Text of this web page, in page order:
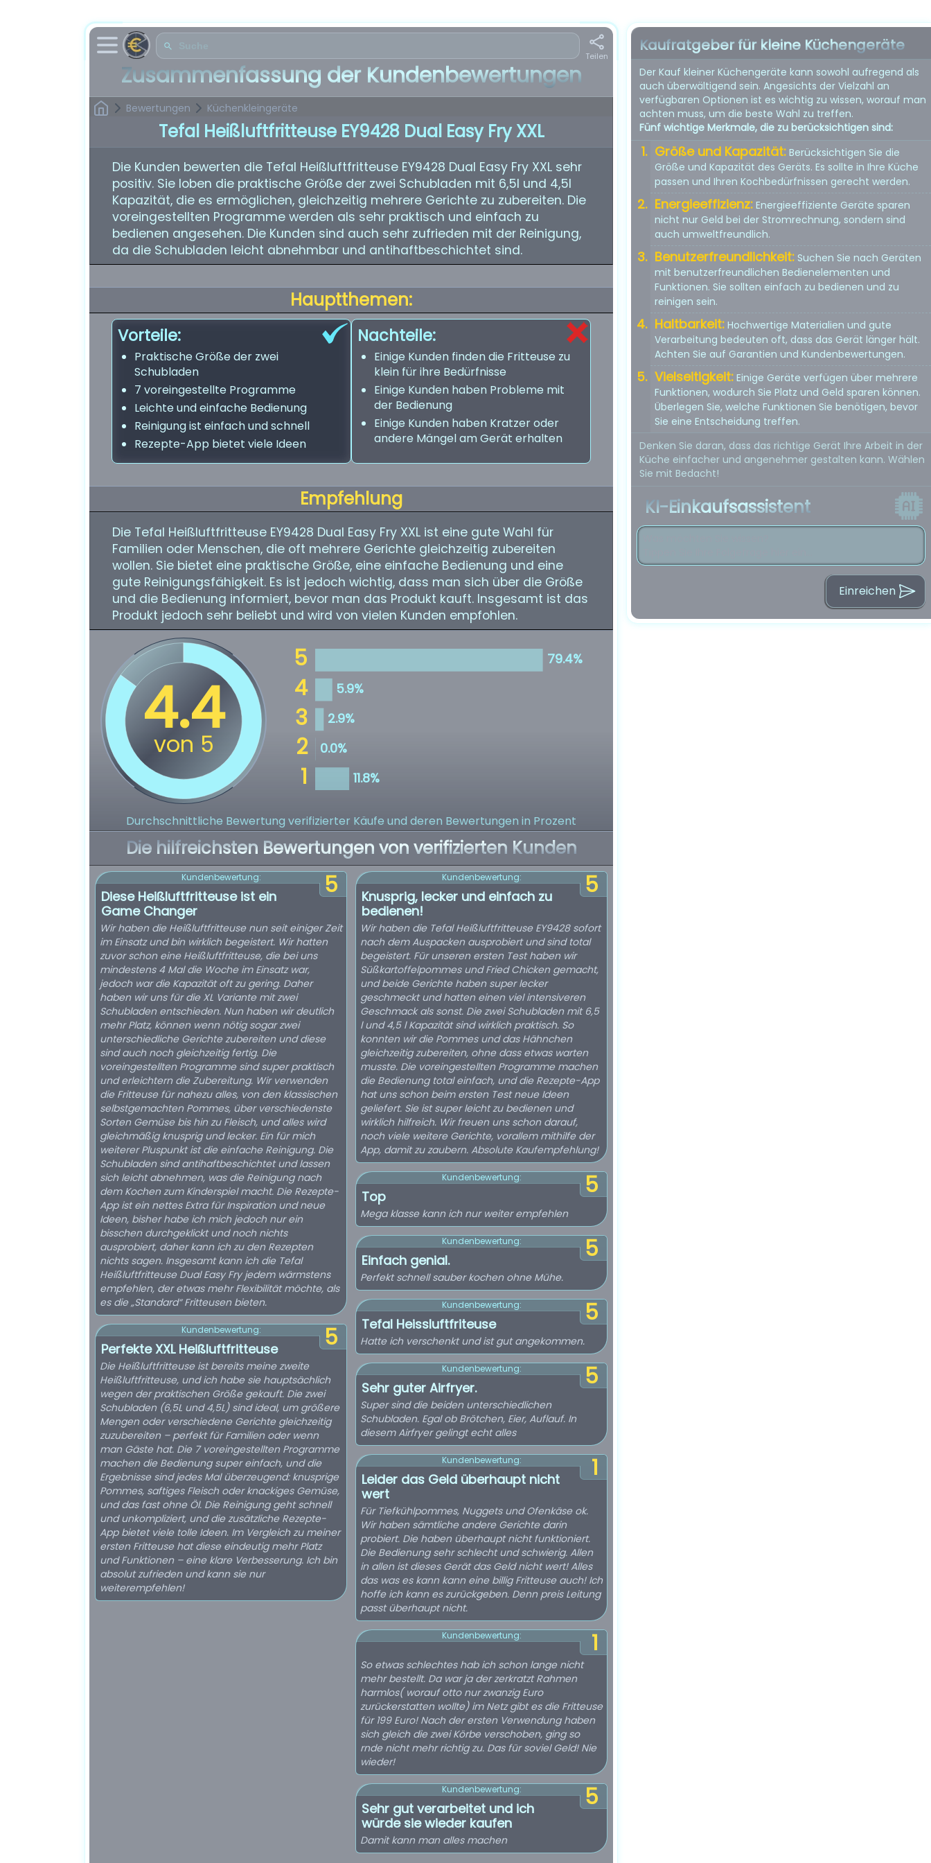
Teilen
Zusammenfassung der Kundenbewertungen
Bewertungen Küchenkleingeräte
Tefal Heißluftfritteuse EY9428 Dual Easy Fry XXL
Die Kunden bewerten die Tefal Heißluftfritteuse EY9428 Dual Easy Fry XXL sehr
positiv. Sie loben die praktische Größe der zwei Schubladen mit 6,5l und 4,5l
Kapazität, die es ermöglichen, gleichzeitig mehrere Gerichte zu zubereiten. Die
voreingestellten Programme werden als sehr praktisch und einfach zu
bedienen angesehen. Die Kunden sind auch sehr zufrieden mit der Reinigung,
da die Schubladen leicht abnehmbar und antihaftbeschichtet sind.
Hauptthemen:
Vorteile:
Praktische Größe der zwei
Schubladen
7 voreingestellte Programme
Leichte und einfache Bedienung
Reinigung ist einfach und schnell
Rezepte-App bietet viele Ideen
Nachteile:
Einige Kunden finden die Fritteuse zu
klein für ihre Bedürfnisse
Einige Kunden haben Probleme mit
der Bedienung
Einige Kunden haben Kratzer oder
andere Mängel am Gerät erhalten
Empfehlung
Die Tefal Heißluftfritteuse EY9428 Dual Easy Fry XXL ist eine gute Wahl für
Familien oder Menschen, die oft mehrere Gerichte gleichzeitig zubereiten
wollen. Sie bietet eine praktische Größe, eine einfache Bedienung und eine
gute Reinigungsfähigkeit. Es ist jedoch wichtig, dass man sich über die Größe
und die Bedienung informiert, bevor man das Produkt kauft. Insgesamt ist das
Produkt jedoch sehr beliebt und wird von vielen Kunden empfohlen.
Durchschnittliche Bewertung verifizierter Käufe und deren Bewertungen in Prozent
Die hilfreichsten Bewertungen von verifizierten Kunden
5
Kundenbewertung:
Diese Heißluftfritteuse ist ein
Game Changer
Wir haben die Heißluftfritteuse nun seit einiger Zeit
im Einsatz und bin wirklich begeistert. Wir hatten
zuvor schon eine Heißluftfritteuse, die bei uns
mindestens 4 Mal die Woche im Einsatz war,
jedoch war die Kapazität oft zu gering. Daher
haben wir uns für die XL Variante mit zwei
Schubladen entschieden. Nun haben wir deutlich
mehr Platz, können wenn nötig sogar zwei
unterschiedliche Gerichte zubereiten und diese
sind auch noch gleichzeitig fertig. Die
voreingestellten Programme sind super praktisch
und erleichtern die Zubereitung. Wir verwenden
die Fritteuse für nahezu alles, von den klassischen
selbstgemachten Pommes, über verschiedenste
Sorten Gemüse bis hin zu Fleisch, und alles wird
gleichmäßig knusprig und lecker. Ein für mich
weiterer Pluspunkt ist die einfache Reinigung. Die
Schubladen sind antihaftbeschichtet und lassen
sich leicht abnehmen, was die Reinigung nach
dem Kochen zum Kinderspiel macht. Die Rezepte-
App ist ein nettes Extra für Inspiration und neue
Ideen, bisher habe ich mich jedoch nur ein
bisschen durchgeklickt und noch nichts
ausprobiert, daher kann ich zu den Rezepten
nichts sagen. Insgesamt kann ich die Tefal
Heißluftfritteuse Dual Easy Fry jedem wärmstens
empfehlen, der etwas mehr Flexibilität möchte, als
es die „Standard“ Fritteusen bieten.
5
Kundenbewertung:
Perfekte XXL Heißluftfritteuse
Die Heißluftfritteuse ist bereits meine zweite
Heißluftfritteuse, und ich habe sie hauptsächlich
wegen der praktischen Größe gekauft. Die zwei
Schubladen (6,5L und 4,5L) sind ideal, um größere
Mengen oder verschiedene Gerichte gleichzeitig
zuzubereiten – perfekt für Familien oder wenn
man Gäste hat. Die 7 voreingestellten Programme
machen die Bedienung super einfach, und die
Ergebnisse sind jedes Mal überzeugend: knusprige
Pommes, saftiges Fleisch oder knackiges Gemüse,
und das fast ohne Öl. Die Reinigung geht schnell
und unkompliziert, und die zusätzliche Rezepte-
App bietet viele tolle Ideen. Im Vergleich zu meiner
ersten Fritteuse hat diese eindeutig mehr Platz
und Funktionen – eine klare Verbesserung. Ich bin
absolut zufrieden und kann sie nur
weiterempfehlen!
5
Kundenbewertung:
Knusprig, lecker und einfach zu
bedienen!
Wir haben die Tefal Heißluftfritteuse EY9428 sofort
nach dem Auspacken ausprobiert und sind total
begeistert. Für unseren ersten Test haben wir
Süßkartoffelpommes und Fried Chicken gemacht,
und beide Gerichte haben super lecker
geschmeckt und hatten einen viel intensiveren
Geschmack als sonst. Die zwei Schubladen mit 6,5
l und 4,5 l Kapazität sind wirklich praktisch. So
konnten wir die Pommes und das Hähnchen
gleichzeitig zubereiten, ohne dass etwas warten
musste. Die voreingestellten Programme machen
die Bedienung total einfach, und die Rezepte-App
hat uns schon beim ersten Test neue Ideen
geliefert. Sie ist super leicht zu bedienen und
wirklich hilfreich. Wir freuen uns schon darauf,
noch viele weitere Gerichte, vorallem mithilfe der
App, damit zu zaubern. Absolute Kaufempfehlung!
5
Kundenbewertung:
Top
Mega klasse kann ich nur weiter empfehlen
5
Kundenbewertung:
Einfach genial.
Perfekt schnell sauber kochen ohne Mühe.
5
Kundenbewertung:
Tefal Heissluftfriteuse
Hatte ich verschenkt und ist gut angekommen.
5
Kundenbewertung:
Sehr guter Airfryer.
Super sind die beiden unterschiedlichen
Schubladen. Egal ob Brötchen, Eier, Auflauf. In
diesem Airfryer gelingt echt alles
1
Kundenbewertung:
Leider das Geld überhaupt nicht
wert
Für Tiefkühlpommes, Nuggets und Ofenkäse ok.
Wir haben sämtliche andere Gerichte darin
probiert. Die haben überhaupt nicht funktioniert.
Die Bedienung sehr schlecht und schwierig. Allen
in allen ist dieses Gerät das Geld nicht wert! Alles
das was es kann kann eine billig Fritteuse auch! Ich
hoffe ich kann es zurückgeben. Denn preis Leitung
passt überhaupt nicht.
1
Kundenbewertung:
So etwas schlechtes hab ich schon lange nicht
mehr bestellt. Da war ja der zerkratzt Rahmen
harmlos( worauf otto nur zwanzig Euro
zurückerstatten wollte) im Netz gibt es die Fritteuse
für 199 Euro! Nach der ersten Verwendung haben
sich gleich die zwei Körbe verschoben, ging so
rnde nicht mehr richtig zu. Das für soviel Geld! Nie
wieder!
5
Kundenbewertung:
Sehr gut verarbeitet und ich
würde sie wieder kaufen
Damit kann man alles machen
Kaufratgeber für kleine Küchengeräte
Der Kauf kleiner Küchengeräte kann sowohl aufregend als
auch überwältigend sein. Angesichts der Vielzahl an
verfügbaren Optionen ist es wichtig zu wissen, worauf man
achten muss, um die beste Wahl zu treffen.
Fünf wichtige Merkmale, die zu berücksichtigen sind:
Größe und Kapazität: Berücksichtigen Sie die
Größe und Kapazität des Geräts. Es sollte in Ihre Küche
passen und Ihren Kochbedürfnissen gerecht werden.
Energieeffizienz: Energieeffiziente Geräte sparen
nicht nur Geld bei der Stromrechnung, sondern sind
auch umweltfreundlich.
Benutzerfreundlichkeit: Suchen Sie nach Geräten
mit benutzerfreundlichen Bedienelementen und
Funktionen. Sie sollten einfach zu bedienen und zu
reinigen sein.
Haltbarkeit: Hochwertige Materialien und gute
Verarbeitung bedeuten oft, dass das Gerät länger hält.
Achten Sie auf Garantien und Kundenbewertungen.
Vielseitigkeit: Einige Geräte verfügen über mehrere
Funktionen, wodurch Sie Platz und Geld sparen können.
Überlegen Sie, welche Funktionen Sie benötigen, bevor
Sie eine Entscheidung treffen.
Denken Sie daran, dass das richtige Gerät Ihre Arbeit in der
Küche einfacher und angenehmer gestalten kann. Wählen
Sie mit Bedacht!
KI-Einkaufsassistent
Einreichen